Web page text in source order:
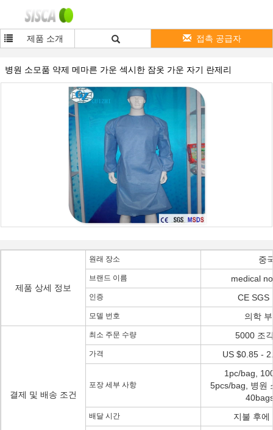
제품 소개 접촉 공급자
병원 소모품 약제 메마른 가운 섹시한 잠옷 가운 자기 란제리
제품 상세 정보
원래 장소 중
브랜드 이름 medical
인증 CE SGS
모델 번호 의학
결제 및 배송 조건
최소 주문 수량 5000 조
가격 US $0.85 -
포장 세부 사항
1pc/bag,
5pcs/bag, 병원
배달 시간 지불 후에